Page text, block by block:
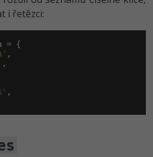
i řetězci:
= {
,
,
,